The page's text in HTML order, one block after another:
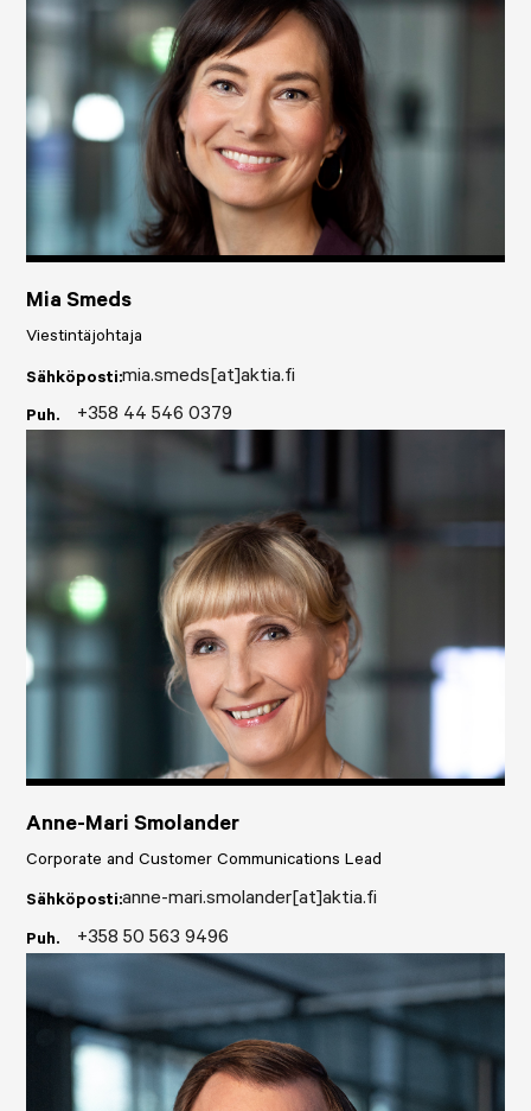
Mia Smeds
Viestintäjohtaja
Sähköposti:mia.smeds[at]aktia.fi
Puh. +358 44 546 0379
Anne-Mari Smolander
Corporate and Customer Communications Lead
Sähköposti:anne-mari.smolander[at]aktia.fi
Puh. +358 50 563 9496